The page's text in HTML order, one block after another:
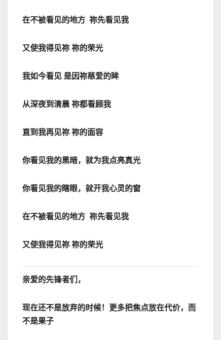
在不被看见的地方 祢先看见我
又使我得见祢 祢的荣光
我如今看见 是因祢慈爱的眸
从深夜到清晨 祢都看顾我
直到我再见祢 祢的面容
你看见我的黑暗，就为我点亮真光
你看见我的瞎眼，就开我心灵的窗
在不被看见的地方 祢先看见我
又使我得见祢 祢的荣光
亲爱的先锋者们，
现在还不是放弃的时候！
更多把焦点放在代价，而
不是果子